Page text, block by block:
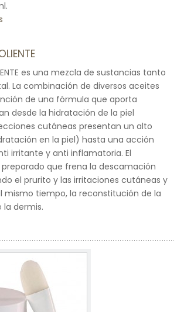
es una mezcla de sustancias tanto
La combinación de diversos aceites
de una fórmula que aporta
desde la hidratación de la piel
cutáneas presentan un alto
en la piel) hasta una acción
irritante y anti inflamatoria. El
que frena la descamación
el prurito y las irritaciones cutáneas y
mismo tiempo, la reconstitución de la
dermis.